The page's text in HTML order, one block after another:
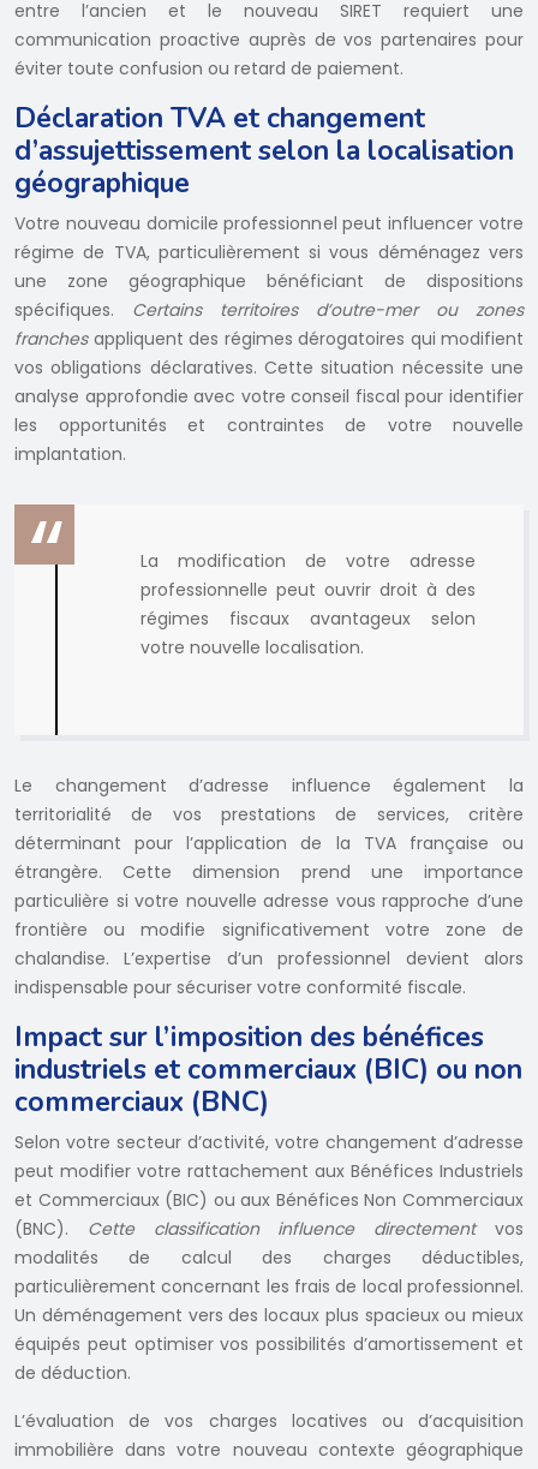
entre l’ancien et le nouveau SIRET requiert une
communication proactive auprès de vos partenaires pour
éviter toute confusion ou retard de paiement.
Déclaration TVA et changement
d’assujettissement selon la localisation
géographique
Votre nouveau domicile professionnel peut influencer votre
régime de TVA, particulièrement si vous déménagez vers
une zone géographique bénéficiant de dispositions
spécifiques. Certains territoires d’outre-mer ou zones
franches appliquent des régimes dérogatoires qui modifient
vos obligations déclaratives. Cette situation nécessite une
analyse approfondie avec votre conseil fiscal pour identifier
les opportunités et contraintes de votre nouvelle
implantation.
La modification de votre adresse
professionnelle peut ouvrir droit à des
régimes fiscaux avantageux selon
votre nouvelle localisation.
Le changement d’adresse influence également la
territorialité de vos prestations de services, critère
déterminant pour l’application de la TVA française ou
étrangère. Cette dimension prend une importance
particulière si votre nouvelle adresse vous rapproche d’une
frontière ou modifie significativement votre zone de
chalandise. L’expertise d’un professionnel devient alors
indispensable pour sécuriser votre conformité fiscale.
Impact sur l’imposition des bénéfices
industriels et commerciaux (BIC) ou non
commerciaux (BNC)
Selon votre secteur d’activité, votre changement d’adresse
peut modifier votre rattachement aux Bénéfices Industriels
et Commerciaux (BIC) ou aux Bénéfices Non Commerciaux
(BNC). Cette classification influence directementvos
modalités de calcul des charges déductibles,
particulièrement concernant les frais de local professionnel.
Un déménagement vers des locaux plus spacieux ou mieux
équipés peut optimiser vos possibilités d’amortissement et
de déduction.
L’évaluation de vos charges locatives ou d’acquisition
immobilière dans votre nouveau contexte géographique